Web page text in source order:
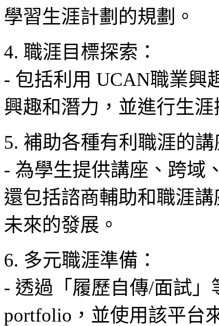
學習生涯計劃的規劃。
4. 職涯目標探索：
- 包括利用 UCAN職業興
興趣和潛力，並進行生
5. 補助各種有利職涯的
- 為學生提供講座、跨域
還包括諮商輔助和職涯
未來的發展。
6. 多元職涯準備：
- 透過「履歷自傳/面試
portfolio，並使用該平台